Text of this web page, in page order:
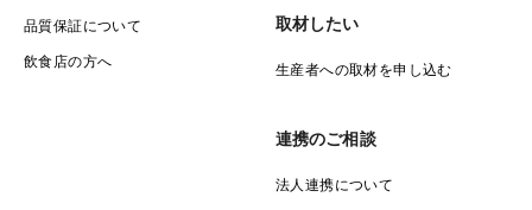
品質保証について
飲食店の方へ
取材したい
生産者への取材を申し込む
連携のご相談
法人連携について